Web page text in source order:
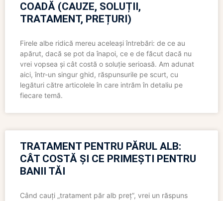
COADĂ (CAUZE, SOLUȚII,
TRATAMENT, PREȚURI)
Firele albe ridică mereu aceleași întrebări: de ce au
apărut, dacă se pot da înapoi, ce e de făcut dacă nu
vrei vopsea și cât costă o soluție serioasă. Am adunat
aici, într-un singur ghid, răspunsurile pe scurt, cu
legături către articolele în care intrăm în detaliu pe
fiecare temă.
TRATAMENT PENTRU PĂRUL ALB:
CÂT COSTĂ ȘI CE PRIMEȘTI PENTRU
BANII TĂI
Când cauți „tratament păr alb preț”, vrei un răspuns